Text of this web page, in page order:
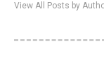
View All Posts by